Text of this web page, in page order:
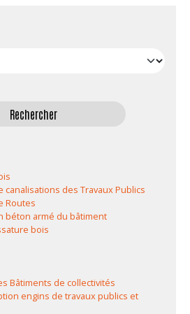
canalisations des Travaux Publics
Routes
béton armé du bâtiment
bois
Bâtiments de collectivités
engins de travaux publics et